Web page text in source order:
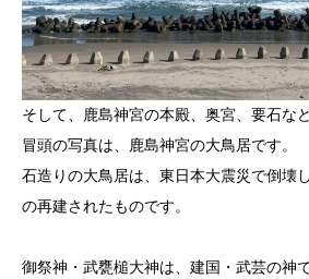
そして、鹿島神宮の本殿、奥宮、要石な
冒頭の写真は、鹿島神宮の大鳥居です。
石造りの大鳥居は、東日本大震災で倒壊
の再建されたものです。
御祭神・武甕槌大神は、建国・武芸の神